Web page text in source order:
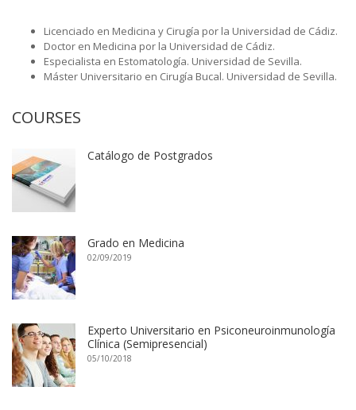
Licenciado en Medicina y Cirugía por la Universidad de Cádiz.
Doctor en Medicina por la Universidad de Cádiz.
Especialista en Estomatología. Universidad de Sevilla.
Máster Universitario en Cirugía Bucal. Universidad de Sevilla.
COURSES
Catálogo de Postgrados
Grado en Medicina
02/09/2019
Experto Universitario en Psiconeuroinmunología
Clínica (Semipresencial)
05/10/2018